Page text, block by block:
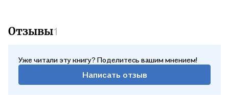
Отзывы1
Уже читали эту книгу? Поделитесь вашим мнением!
Написать отзыв